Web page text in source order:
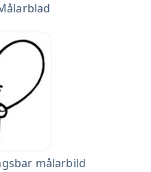
målarbild